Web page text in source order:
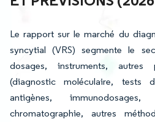
Le rapport sur le marché du
syncytial (VRS) segmente le
dosages, instruments,
(diagnostic moléculaire, tests
antigènes,
chromatographie, autres